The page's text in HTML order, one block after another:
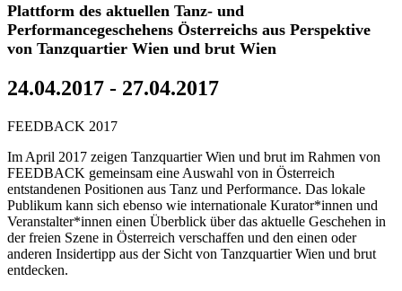
Plattform des aktuellen Tanz- und
Performancegeschehens Österreichs aus Perspektive
von Tanzquartier Wien und brut Wien
24.04.2017 - 27.04.2017
FEEDBACK 2017
Im April 2017 zeigen Tanzquartier Wien und brut im Rahmen von
FEEDBACK gemeinsam eine Auswahl von in Österreich
entstandenen Positionen aus Tanz und Performance. Das lokale
Publikum kann sich ebenso wie internationale Kurator*innen und
Veranstalter*innen einen Überblick über das aktuelle Geschehen in
der freien Szene in Österreich verschaffen und den einen oder
anderen Insidertipp aus der Sicht von Tanzquartier Wien und brut
entdecken.